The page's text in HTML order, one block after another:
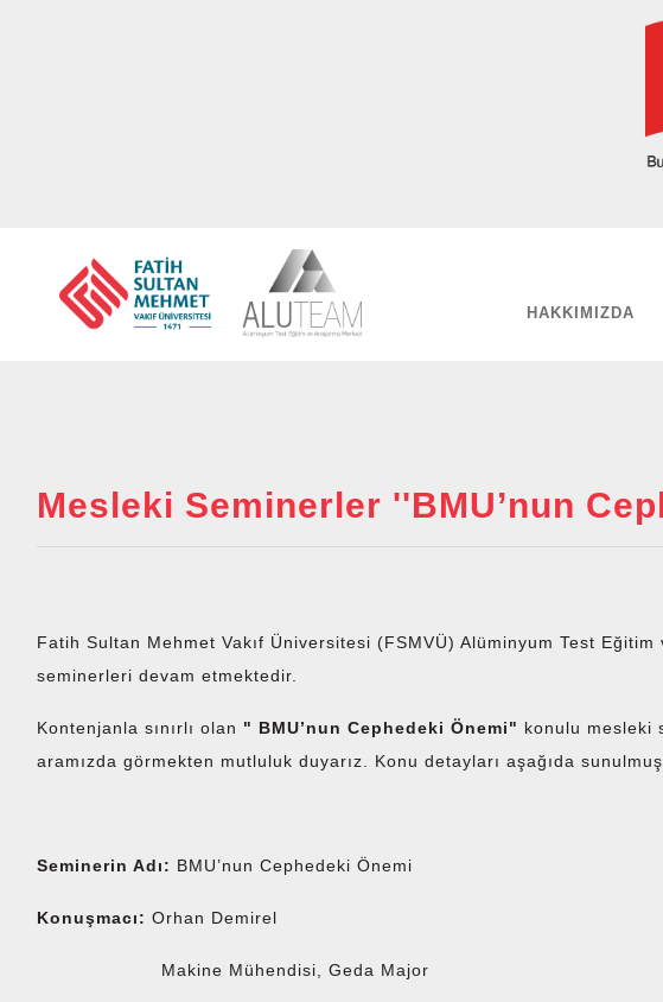
HAKKIMIZDA
Mesleki Seminerler ''BMU’nun
Fatih Sultan Mehmet Vakıf Üniversitesi (FSMVÜ) Alüminyum Test
seminerleri devam etmektedir.
Kontenjanla sınırlı olan " BMU’nun Cephedeki Önemi" konulu mesleki
aramızda görmekten mutluluk duyarız. Konu detayları aşağıda
Seminerin Adı: BMU’nun Cephedeki Önemi
Konuşmacı: Orhan Demirel
Makine Mühendisi, Geda Major